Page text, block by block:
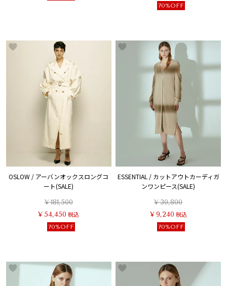
70%OFF
OSLOW / アーバンオックスロングコ
ート(SALE)
¥181,500
¥ 54,450 税込
70%OFF
ESSENTIAL / カットアウトカーディガ
ンワンピース(SALE)
¥30,800
¥ 9,240 税込
70%OFF